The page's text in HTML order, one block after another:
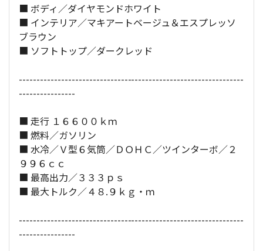
■ ボディ／ダイヤモンドホワイト
■ インテリア／マキアートベージュ＆エスプレッソ
ブラウン
■ ソフトトップ／ダークレッド
----------------------------------------------------------------
----------------
■ 走行 １６６００ｋｍ
■ 燃料／ガソリン
■ 水冷／Ｖ型６気筒／ＤＯＨＣ／ツインターボ／２
９９６ｃｃ
■ 最高出力／３３３ｐｓ
■ 最大トルク／４８.９ｋｇ・ｍ
----------------------------------------------------------------
----------------